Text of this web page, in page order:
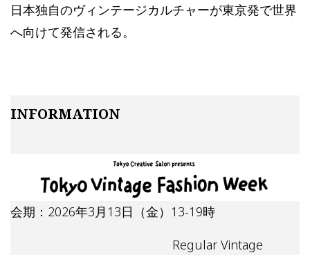
日本独自のヴィンテージカルチャーが東京発で世界
へ向けて発信される。
INFORMATION
会期：2026年3月13日（金）13-19時
Regular Vintage